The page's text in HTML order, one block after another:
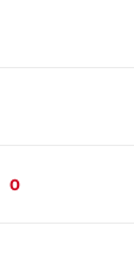
0